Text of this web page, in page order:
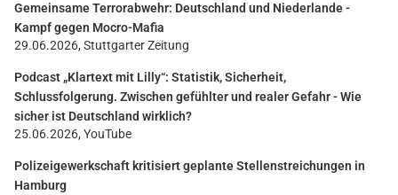
Gemeinsame Terrorabwehr: Deutschland und Niederlande -
Kampf gegen Mocro-Mafia
29.06.2026, Stuttgarter Zeitung
Podcast „Klartext mit Lilly“: Statistik, Sicherheit,
Schlussfolgerung. Zwischen gefühlter und realer Gefahr - Wie
sicher ist Deutschland wirklich?
25.06.2026, YouTube
Polizeigewerkschaft kritisiert geplante Stellenstreichungen in
Hamburg